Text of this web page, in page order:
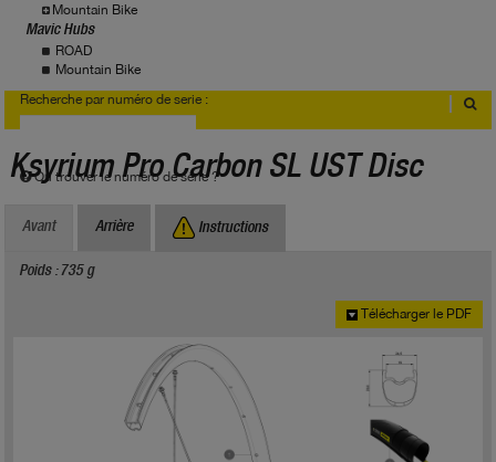
Mountain Bike
Mavic Hubs
ROAD
Mountain Bike
Recherche par numéro de serie :
Où trouver le numéro de série ?
Ksyrium Pro Carbon SL UST Disc
Avant Arrière Instructions
Poids : 735 g
Télécharger le PDF